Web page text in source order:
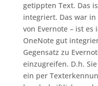
getippten Text. Das
integriert. Das war
von Evernote – ist
OneNote gut
Gegensatz zu
einzugreifen. D.h.
ein per